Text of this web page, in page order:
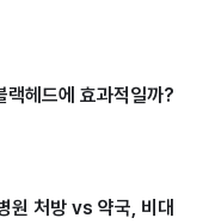
랙헤드에 효과적일까?
원 처방 vs 약국, 비대